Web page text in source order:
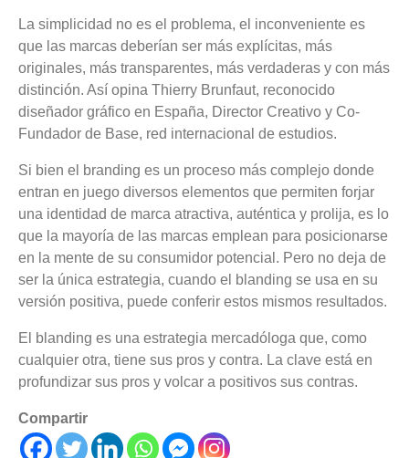
La simplicidad no es el problema, el inconveniente es
que las marcas deberían ser más explícitas, más
originales, más transparentes, más verdaderas y con más
distinción. Así opina Thierry Brunfaut, reconocido
diseñador gráfico en España, Director Creativo y Co-
Fundador de Base, red internacional de estudios.
Si bien el branding es un proceso más complejo donde
entran en juego diversos elementos que permiten forjar
una identidad de marca atractiva, auténtica y prolija, es lo
que la mayoría de las marcas emplean para posicionarse
en la mente de su consumidor potencial. Pero no deja de
ser la única estrategia, cuando el blanding se usa en su
versión positiva, puede conferir estos mismos resultados.
El blanding es una estrategia mercadóloga que, como
cualquier otra, tiene sus pros y contra. La clave está en
profundizar sus pros y volcar a positivos sus contras.
Compartir